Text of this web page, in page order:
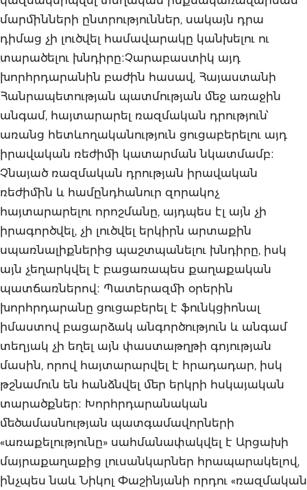
մարմինների ընտրություններ, սակայն դրա
դիմաց չի լուծվել համավարակը կանխելու ու
տարածելու խնդիրը։Չարաբաստիկ այդ
խորհրդարանին բաժին հասավ, Հայաստանի
Հանրապետության պատմության մեջ առաջին
անգամ, հայտարարել ռազմական դրություն՝
առանց հետևողականություն ցուցաբերելու այդ
իրավական ռեժիմի կատարման նկատմամբ։
Չնայած ռազմական դրության իրավական
ռեժիմին և համընդհանուր զորակոչ
հայտարարելու որոշմանը, այդպես էլ այն չի
իրագործվել, չի լուծվել երկիրն արտաքին
սպառնալիքներից պաշտպանելու խնդիրը, իսկ
այն չեղարկվել է բացառապես քաղաքական
պատճառներով։ Պատերազմի օրերին
խորհրդարանը ցուցաբերել է ֆունկցիոնալ
իմաստով բացարձակ անգործություն և անգամ
տեղյակ չի եղել այն փաստաթղթի գոյության
մասին, որով հայտարարվել է հրադադար, իսկ
թշնամուն են հանձնվել մեր երկրի հսկայական
տարածքներ։ Խորհրդարանական
մեծամասնության պատգամավորների
«առաքելությունը» սահմանափակվել է Արցախի
մայրաքաղաքից լուսանկարներ հրապարակելով,
ինչպես նաև Նիկոլ Փաշինյանի որդու «ռազմական